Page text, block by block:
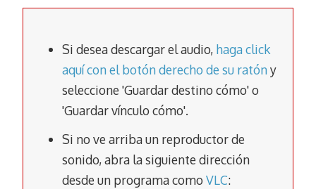
ac
b
o
o
k
h
s
A
p
p
el
gr
a
m
o
y
Li
n
k
m
l
m
l
o
p
ar
tir
Si desea descargar el audio, haga click
aquí con el botón derecho de su ratóny
seleccione 'Guardar destino cómo' o
'Guardar vínculo cómo'.
Si no ve arriba un reproductor de
sonido, abra la siguiente dirección
desde un programa como VLC: